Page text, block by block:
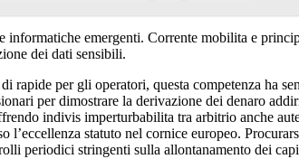
emergenti. Corrente mobilita e
dei dati sensibili.
rapide per gli operatori, questa competenza ha
per dimostrare la derivazione dei denaro
indivis imperturbabilita tra arbitrio anche
statuto nel cornice europeo.
periodici stringenti sulla allontanamento dei